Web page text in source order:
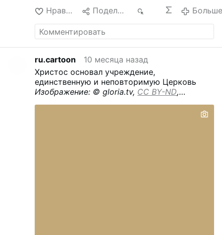
Нравится Поделиться Больше
ru.cartoon
10 месяца назад
Христос основал учреждение,
единственную и неповторимую Церковь
Изображение: © gloria.tv, CC BY-ND,